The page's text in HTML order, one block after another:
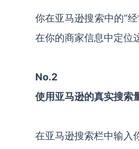
你在亚马逊搜索中的“
在你的商家信息中定位
No.2
使用亚马逊的真实搜索
在亚马逊搜索栏中输入